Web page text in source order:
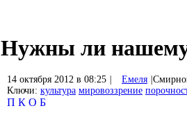
Нужны ли нашему
14 октября 2012 в 08:25 Емеля
Ключи: культура мировоззрение
П К О Б